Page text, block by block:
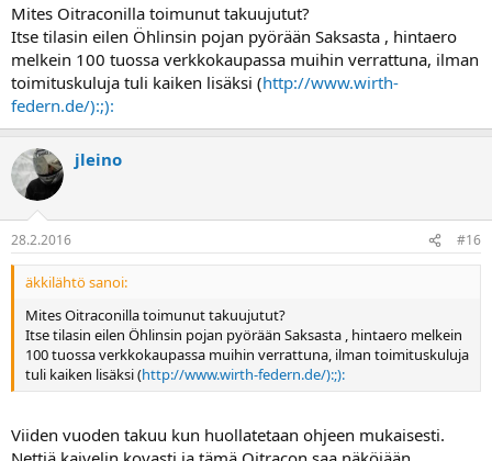
Mites Oitraconilla toimunut takuujutut?
Itse tilasin eilen Öhlinsin pojan pyörään Saksasta , hintaero
melkein 100 tuossa verkkokaupassa muihin verrattuna, ilman
toimituskuluja tuli kaiken lisäksi (http://www.wirth-
federn.de/):;):
jleino
28.2.2016 #16
äkkilähtö sanoi:
Mites Oitraconilla toimunut takuujutut?
Itse tilasin eilen Öhlinsin pojan pyörään Saksasta , hintaero melkein
100 tuossa verkkokaupassa muihin verrattuna, ilman toimituskuluja
tuli kaiken lisäksi (http://www.wirth-federn.de/):;):
Viiden vuoden takuu kun huollatetaan ohjeen mukaisesti.